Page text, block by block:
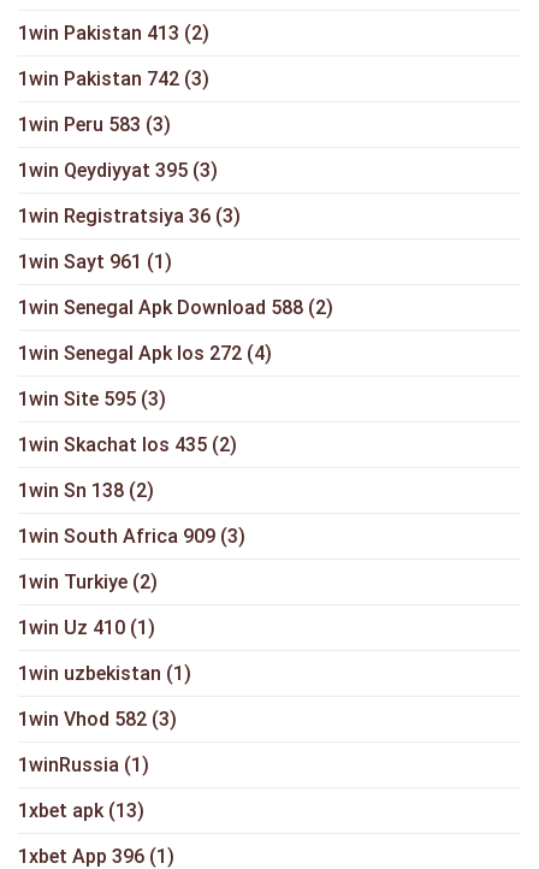
1win Pakistan 413 (2)
1win Pakistan 742 (3)
1win Peru 583 (3)
1win Qeydiyyat 395 (3)
1win Registratsiya 36 (3)
1win Sayt 961 (1)
1win Senegal Apk Download 588 (2)
1win Senegal Apk Ios 272 (4)
1win Site 595 (3)
1win Skachat Ios 435 (2)
1win Sn 138 (2)
1win South Africa 909 (3)
1win Turkiye (2)
1win Uz 410 (1)
1win uzbekistan (1)
1win Vhod 582 (3)
1winRussia (1)
1xbet apk (13)
1xbet App 396 (1)